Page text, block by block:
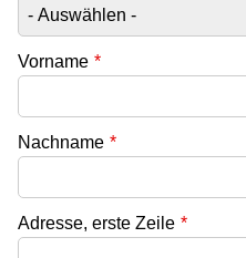
Vorname *
Nachname *
Adresse, erste Zeile *